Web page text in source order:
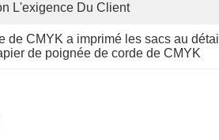
L'exigence Du Client
de CMYK a imprimé les sacs au détail
de poignée de corde de CMYK